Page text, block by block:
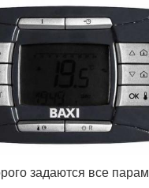
задаются все